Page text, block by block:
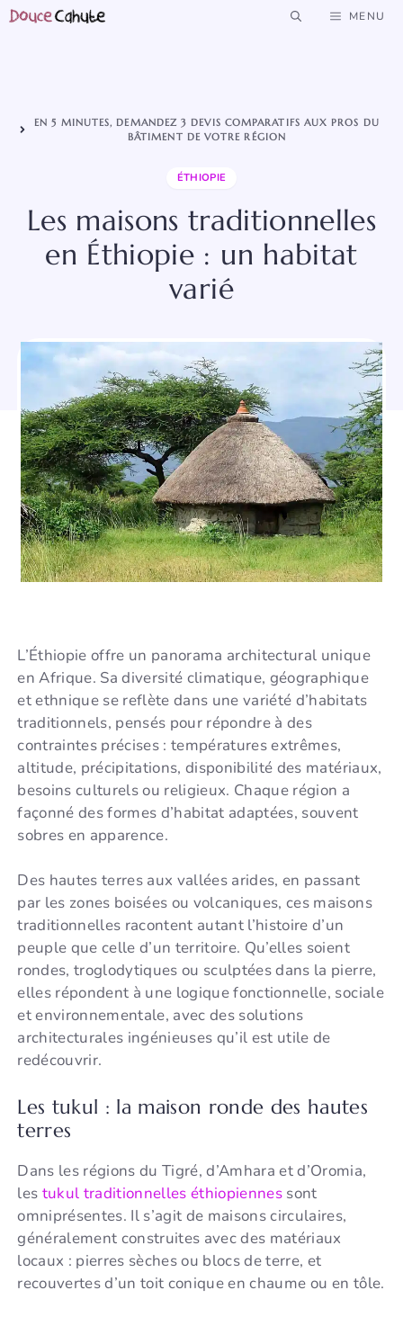
Aller
MENU
EN 5 MINUTES, DEMANDEZ 3 DEVIS COMPARATIFS AUX PROS DU
BÂTIMENT DE VOTRE RÉGION
ÉTHIOPIE
Les maisons traditionnelles
en Éthiopie : un habitat
varié
L’Éthiopie offre un panorama architectural unique
en Afrique. Sa diversité climatique, géographique
et ethnique se reflète dans une variété d’habitats
traditionnels, pensés pour répondre à des
contraintes précises : températures extrêmes,
altitude, précipitations, disponibilité des matériaux,
besoins culturels ou religieux. Chaque région a
façonné des formes d’habitat adaptées, souvent
sobres en apparence.
Des hautes terres aux vallées arides, en passant
par les zones boisées ou volcaniques, ces maisons
traditionnelles racontent autant l’histoire d’un
peuple que celle d’un territoire. Qu’elles soient
rondes, troglodytiques ou sculptées dans la pierre,
elles répondent à une logique fonctionnelle, sociale
et environnementale, avec des solutions
architecturales ingénieuses qu’il est utile de
redécouvrir.
Les tukul : la maison ronde des hautes
terres
Dans les régions du Tigré, d’Amhara et d’Oromia,
les tukul traditionnelles éthiopiennes sont
omniprésentes. Il s’agit de maisons circulaires,
généralement construites avec des matériaux
locaux : pierres sèches ou blocs de terre, et
recouvertes d’un toit conique en chaume ou en tôle.